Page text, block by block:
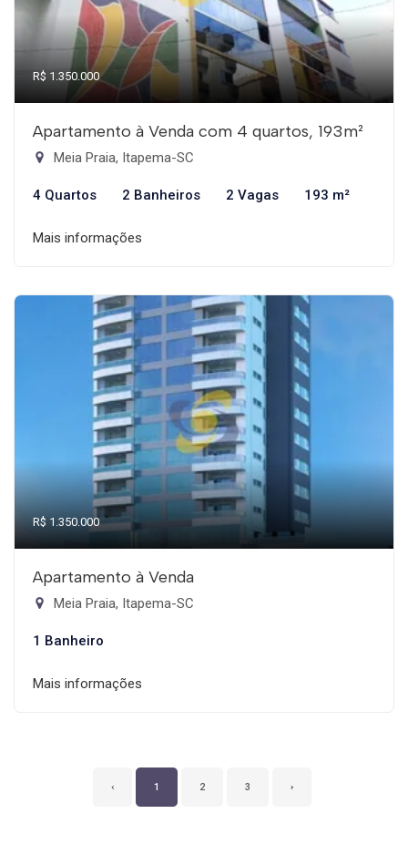
R$ 1.350.000
Apartamento à Venda com 4 quartos, 193m²
Meia Praia, Itapema-SC
4 Quartos 2 Banheiros 2 Vagas 193 m²
Mais informações
R$ 1.350.000
Apartamento à Venda
Meia Praia, Itapema-SC
1 Banheiro
Mais informações
‹ 1 2 3 ›